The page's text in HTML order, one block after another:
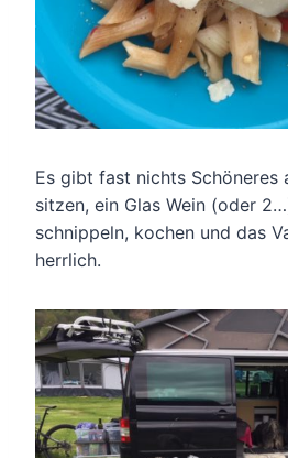
Es gibt fast nichts Schöneres
sitzen, ein Glas Wein (oder
schnippeln, kochen und das
herrlich.